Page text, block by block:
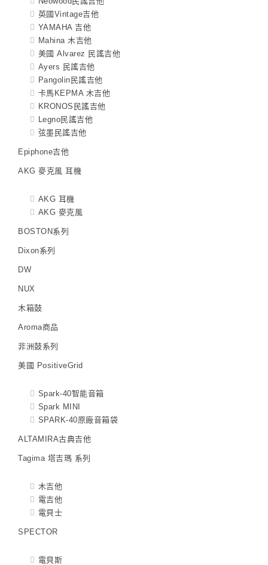
英國Vintage吉他
YAMAHA 吉他
Mahina 木吉他
美國 Alvarez 民謠吉他
Ayers 民謠吉他
Pangolin民謠吉他
卡馬KEPMA 木吉他
KRONOS民謠吉他
Legno民謠吉他
弦墨民謠吉他
Epiphone吉他
AKG 麥克風 耳機
AKG 耳機
AKG 麥克風
BOSTON系列
Dixon系列
DW
NUX
木箱鼓
Aroma商品
非洲鼓系列
美國 PositiveGrid
Spark-40智能音箱
Spark MINI
SPARK-40原廠音箱袋
ALTAMIRA古典吉他
Tagima 塔吉瑪 系列
木吉他
電吉他
電貝士
SPECTOR
電貝斯